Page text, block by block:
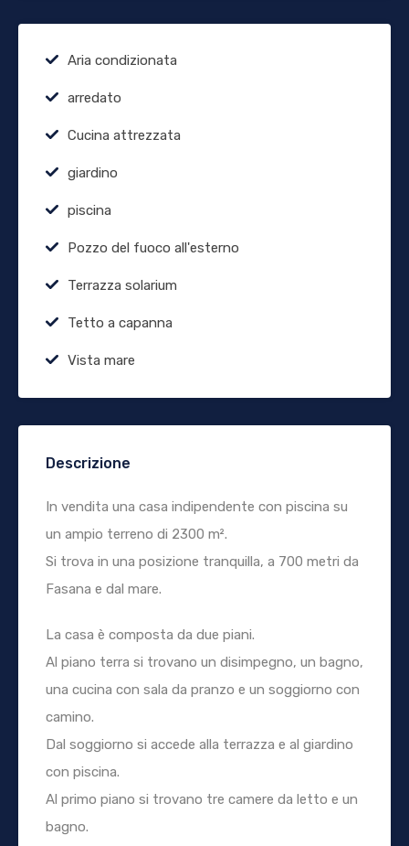
Aria condizionata
arredato
Cucina attrezzata
giardino
piscina
Pozzo del fuoco all'esterno
Terrazza solarium
Tetto a capanna
Vista mare
Descrizione
In vendita una casa indipendente con piscina su
un ampio terreno di 2300 m².
Si trova in una posizione tranquilla, a 700 metri da
Fasana e dal mare.
La casa è composta da due piani.
Al piano terra si trovano un disimpegno, un bagno,
una cucina con sala da pranzo e un soggiorno con
camino.
Dal soggiorno si accede alla terrazza e al giardino
con piscina.
Al primo piano si trovano tre camere da letto e un
bagno.